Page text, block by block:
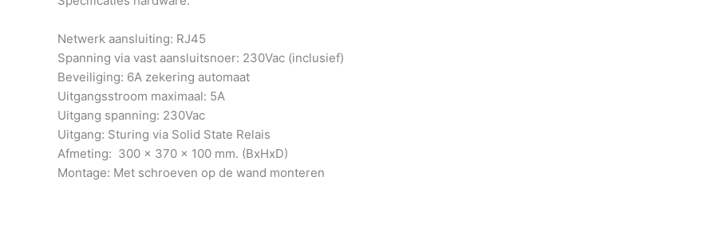
Netwerk aansluiting: RJ45
Spanning via vast aansluitsnoer: 230Vac (inclusief)
Beveiliging: 6A zekering automaat
Uitgangsstroom maximaal: 5A
Uitgang spanning: 230Vac
Uitgang: Sturing via Solid State Relais
Afmeting: 300 x 370 x 100 mm. (BxHxD)
Montage: Met schroeven op de wand monteren